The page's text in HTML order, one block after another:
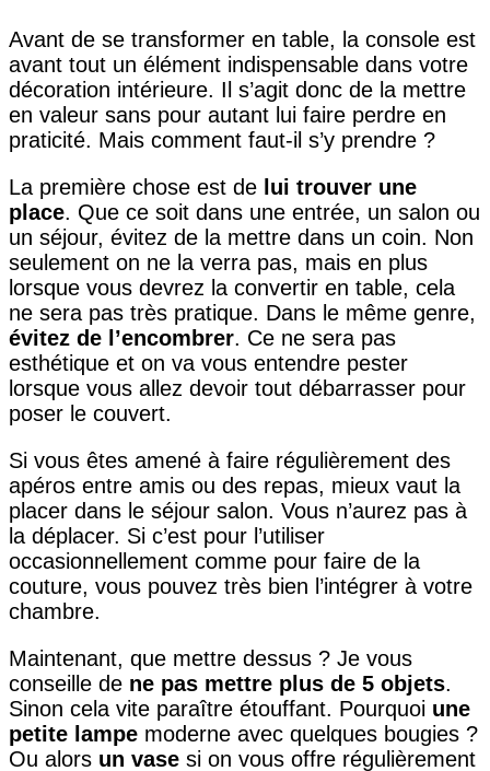
Avant de se transformer en table, la console est
avant tout un élément indispensable dans votre
décoration intérieure. Il s’agit donc de la mettre
en valeur sans pour autant lui faire perdre en
praticité. Mais comment faut-il s’y prendre ?
La première chose est de lui trouver une
place. Que ce soit dans une entrée, un salon ou
un séjour, évitez de la mettre dans un coin. Non
seulement on ne la verra pas, mais en plus
lorsque vous devrez la convertir en table, cela
ne sera pas très pratique. Dans le même genre,
évitez de l’encombrer. Ce ne sera pas
esthétique et on va vous entendre pester
lorsque vous allez devoir tout débarrasser pour
poser le couvert.
Si vous êtes amené à faire régulièrement des
apéros entre amis ou des repas, mieux vaut la
placer dans le séjour salon. Vous n’aurez pas à
la déplacer. Si c’est pour l’utiliser
occasionnellement comme pour faire de la
couture, vous pouvez très bien l’intégrer à votre
chambre.
Maintenant, que mettre dessus ? Je vous
conseille de ne pas mettre plus de 5 objets.
Sinon cela vite paraître étouffant. Pourquoi une
petite lampe moderne avec quelques bougies ?
Ou alors un vase si on vous offre régulièrement